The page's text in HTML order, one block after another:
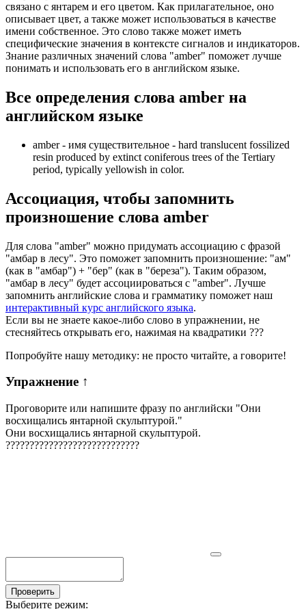
связано с янтарем и его цветом. Как прилагательное, оно
описывает цвет, а также может использоваться в качестве
имени собственное. Это слово также может иметь
специфические значения в контексте сигналов и индикаторов.
Знание различных значений слова "amber" поможет лучше
понимать и использовать его в английском языке.
Все определения слова amber на
английском языке
amber - имя существительное - hard translucent fossilized
resin produced by extinct coniferous trees of the Tertiary
period, typically yellowish in color.
Ассоциация, чтобы запомнить
произношение слова amber
Для слова "amber" можно придумать ассоциацию с фразой
"амбар в лесу". Это поможет запомнить произношение: "ам"
(как в "амбар") + "бер" (как в "береза"). Таким образом,
"амбар в лесу" будет ассоциироваться с "amber". Лучше
запомнить английские слова и грамматику поможет наш
интерактивный курс английского языка.
Если вы не знаете какое-либо слово в упражнении, не
стесняйтесь открывать его, нажимая на квадратики ???
Попробуйте нашу методику: не просто читайте, а говорите!
Упражнение ↑
Проговорите или напишите фразу по английски "Они
восхищались янтарной скульптурой."
Они восхищались янтарной скульптурой.
????????????????????????????
Проверить
Выберите режим: